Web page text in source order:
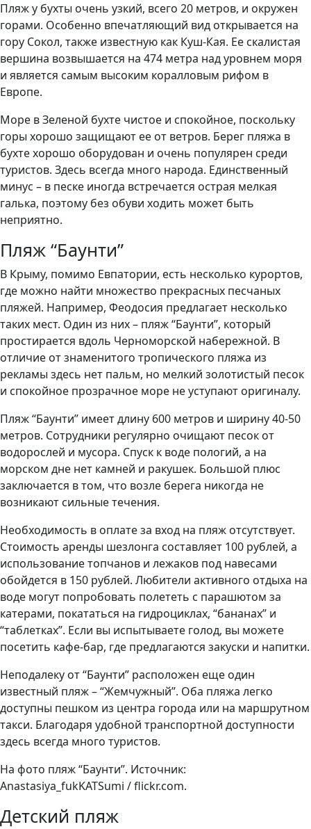
Пляж у бухты очень узкий, всего 20 метров, и окружен
горами. Особенно впечатляющий вид открывается на
гору Сокол, также известную как Куш-Кая. Ее скалистая
вершина возвышается на 474 метра над уровнем моря
и является самым высоким коралловым рифом в
Европе.
Море в Зеленой бухте чистое и спокойное, поскольку
горы хорошо защищают ее от ветров. Берег пляжа в
бухте хорошо оборудован и очень популярен среди
туристов. Здесь всегда много народа. Единственный
минус – в песке иногда встречается острая мелкая
галька, поэтому без обуви ходить может быть
неприятно.
Пляж “Баунти”
В Крыму, помимо Евпатории, есть несколько курортов,
где можно найти множество прекрасных песчаных
пляжей. Например, Феодосия предлагает несколько
таких мест. Один из них – пляж “Баунти”, который
простирается вдоль Черноморской набережной. В
отличие от знаменитого тропического пляжа из
рекламы здесь нет пальм, но мелкий золотистый песок
и спокойное прозрачное море не уступают оригиналу.
Пляж “Баунти” имеет длину 600 метров и ширину 40-50
метров. Сотрудники регулярно очищают песок от
водорослей и мусора. Спуск к воде пологий, а на
морском дне нет камней и ракушек. Большой плюс
заключается в том, что возле берега никогда не
возникают сильные течения.
Необходимость в оплате за вход на пляж отсутствует.
Стоимость аренды шезлонга составляет 100 рублей, а
использование топчанов и лежаков под навесами
обойдется в 150 рублей. Любители активного отдыха на
воде могут попробовать полететь с парашютом за
катерами, покататься на гидроциклах, “бананах” и
“таблетках”. Если вы испытываете голод, вы можете
посетить кафе-бар, где предлагаются закуски и напитки.
Неподалеку от “Баунти” расположен еще один
известный пляж – “Жемчужный”. Оба пляжа легко
доступны пешком из центра города или на маршрутном
такси. Благодаря удобной транспортной доступности
здесь всегда много туристов.
На фото пляж “Баунти”. Источник:
Anastasiya_fukKATSumi / flickr.com.
Детский пляж